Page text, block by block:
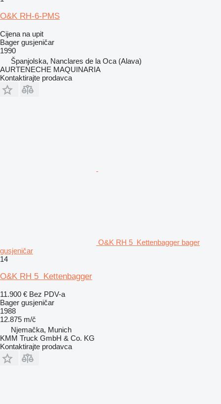
O&K RH-6-PMS
Cijena na upit
Bager gusjeničar
1990
Španjolska, Nanclares de la Oca (Alava)
AURTENECHE MAQUINARIA
Kontaktirajte prodavca
O&K RH 5 Kettenbagger bager
gusjeničar
14
O&K RH 5 Kettenbagger
11.900 € Bez PDV-a
Bager gusjeničar
1988
12.875 m/č
Njemačka, Munich
KMM Truck GmbH & Co. KG
Kontaktirajte prodavca